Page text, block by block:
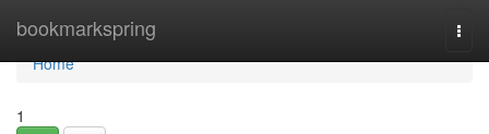
bookmarkspring
Home
Home
1